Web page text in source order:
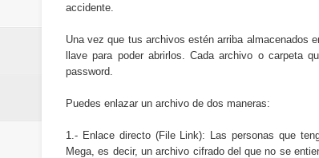
accidente.
Una vez que tus archivos estén arriba almacenados
llave para poder abrirlos. Cada archivo o carpeta
password.
Puedes enlazar un archivo de dos maneras:
1.- Enlace directo (File Link): Las personas que
Mega, es decir, un archivo cifrado del que no se